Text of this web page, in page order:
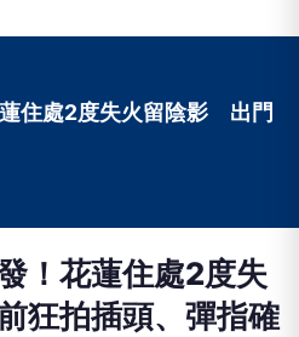
住處2度失火留陰影 出門
！花蓮住處2度失
狂拍插頭、彈指確